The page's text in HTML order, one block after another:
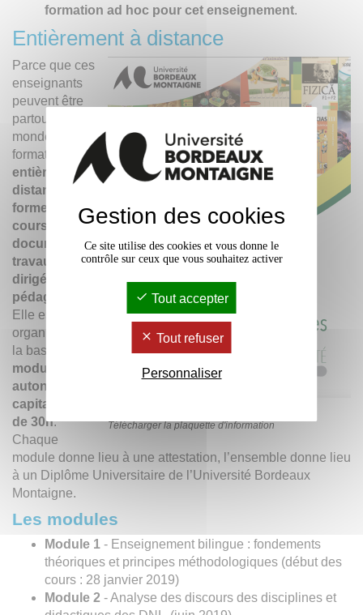
formation ad hoc pour cet enseignement.
Entièrement à distance
Télécharger la plaquette d'information
Parce que ces
enseignants
peuvent être
partout dans le
monde, la
formation est
entièrement à
distance sous
forme de
cours,
documents,
travaux
dirigés, suivi
pédagogique
Elle est
organisée sur
la base de
modules
autonomes et
capitalisables
de 30h.
Chaque
module donne lieu à une attestation, l’ensemble donne lieu
à un Diplôme Universitaire de l’Université Bordeaux
Montaigne.
Les modules
Module 1 - Enseignement bilingue : fondements
théoriques et principes méthodologiques (début des
cours : 28 janvier 2019)
Module 2 - Analyse des discours des disciplines et
Gestion des cookies
Ce site utilise des cookies et vous donne le
contrôle sur ceux que vous souhaitez activer
Tout accepter
Tout refuser
Personnaliser